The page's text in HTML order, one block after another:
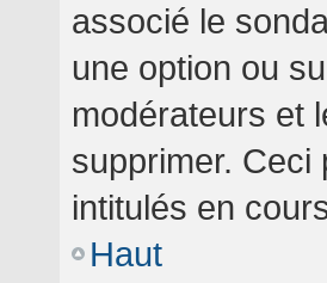
associé le
une option ou
modérateurs et
supprimer. Ceci
intitulés en
Haut